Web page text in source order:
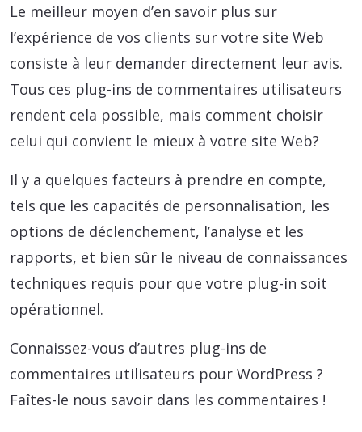
Le meilleur moyen d’en savoir plus sur
l’expérience de vos clients sur votre site Web
consiste à leur demander directement leur avis.
Tous ces plug-ins de commentaires utilisateurs
rendent cela possible, mais comment choisir
celui qui convient le mieux à votre site Web?
Il y a quelques facteurs à prendre en compte,
tels que les capacités de personnalisation, les
options de déclenchement, l’analyse et les
rapports, et bien sûr le niveau de connaissances
techniques requis pour que votre plug-in soit
opérationnel.
Connaissez-vous d’autres plug-ins de
commentaires utilisateurs pour WordPress ?
Faîtes-le nous savoir dans les commentaires !